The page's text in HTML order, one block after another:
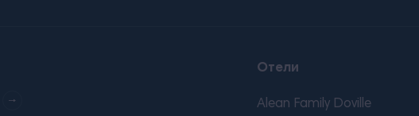
Отели
Alean Family Doville